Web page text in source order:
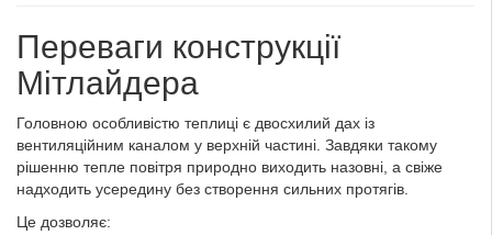
Переваги конструкції
Мітлайдера
Головною особливістю теплиці є двосхилий дах із
вентиляційним каналом у верхній частині. Завдяки такому
рішенню тепле повітря природно виходить назовні, а свіже
надходить усередину без створення сильних протягів.
Це дозволяє: